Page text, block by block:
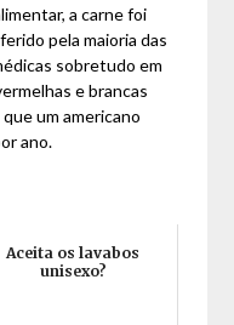
a carne foi
pela maioria das
sobretudo em
e brancas
um americano
ano.
Aceita os lavabos
unisexo?